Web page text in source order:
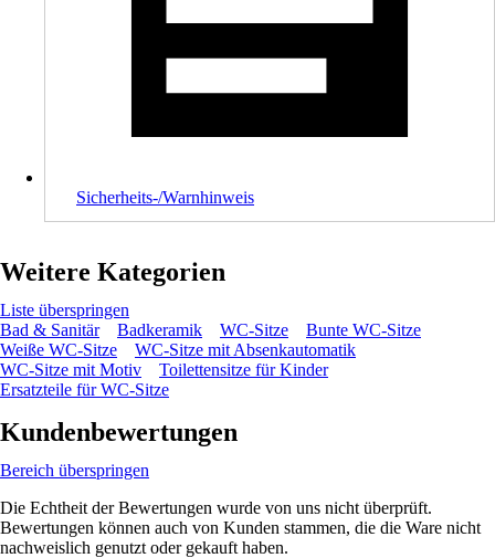
Sicherheits-/Warnhinweis
Weitere Kategorien
Liste überspringen
Bad & Sanitär
Badkeramik WC-Sitze
Bunte WC-Sitze
Weiße WC-Sitze
WC-Sitze mit Absenkautomatik
WC-Sitze mit Motiv
Toilettensitze für Kinder
Ersatzteile für WC-Sitze
Kundenbewertungen
Bereich überspringen
Die Echtheit der Bewertungen wurde von uns nicht überprüft.
Bewertungen können auch von Kunden stammen, die die Ware nicht
nachweislich genutzt oder gekauft haben.